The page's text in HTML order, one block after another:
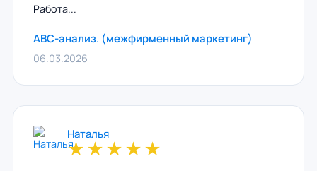
Работа...
ABC-анализ. (межфирменный маркетинг)
06.03.2026
Наталья
★★★★★